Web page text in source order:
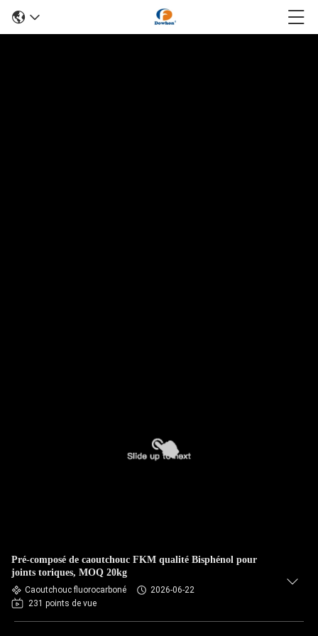
Pré-composé de caoutchouc FKM qualité Bisphénol pour
joints toriques, MOQ 20kg
Caoutchouc fluorocarboné
2026-06-22
231 points de vue